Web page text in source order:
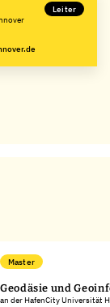
Leiter
Master
Geodäsie und
an der HafenCity Universität